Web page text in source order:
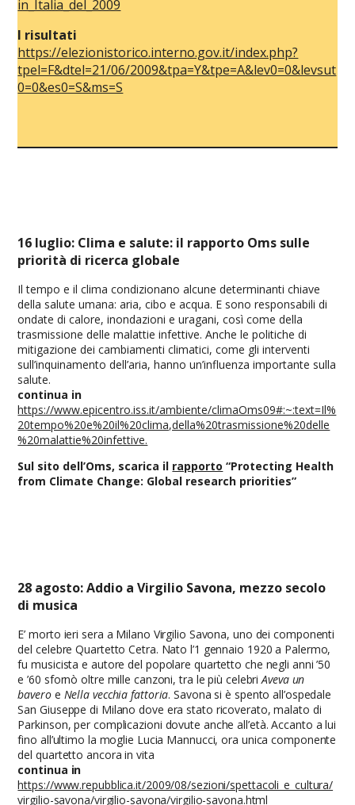
in_Italia_del_2009
I risultati
https://elezionistorico.interno.gov.it/index.php?
tpel=F&dtel=21/06/2009&tpa=Y&tpe=A&lev0=0&levsut
0=0&es0=S&ms=S
16 luglio: Clima e salute: il rapporto Oms sulle
priorità di ricerca globale
Il tempo e il clima condizionano alcune determinanti chiave
della salute umana: aria, cibo e acqua. E sono responsabili di
ondate di calore, inondazioni e uragani, così come della
trasmissione delle malattie infettive. Anche le politiche di
mitigazione dei cambiamenti climatici, come gli interventi
sull’inquinamento dell’aria, hanno un’influenza importante sulla
salute.
continua in
https://www.epicentro.iss.it/ambiente/climaOms09#:~:text=Il%
20tempo%20e%20il%20clima,della%20trasmissione%20delle
%20malattie%20infettive.
Sul sito dell’Oms, scarica il rapporto “Protecting Health
from Climate Change: Global research priorities”
28 agosto: Addio a Virgilio Savona, mezzo secolo
di musica
E’ morto ieri sera a Milano Virgilio Savona, uno dei componenti
del celebre Quartetto Cetra. Nato l’1 gennaio 1920 a Palermo,
fu musicista e autore del popolare quartetto che negli anni ’50
e ’60 sfornò oltre mille canzoni, tra le più celebriAveva un
baveroe Nella vecchia fattoria. Savona si è spento all’ospedale
San Giuseppe di Milano dove era stato ricoverato, malato di
Parkinson, per complicazioni dovute anche all’età. Accanto a lui
fino all’ultimo la moglie Lucia Mannucci, ora unica componente
del quartetto ancora in vita
continua in
https://www.repubblica.it/2009/08/sezioni/spettacoli_e_cultura/
virgilio-savona/virgilio-savona/virgilio-savona.html